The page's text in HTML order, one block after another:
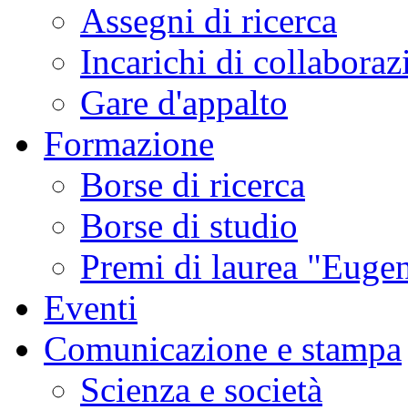
Assegni di ricerca
Incarichi di
Gare d'appalto
Formazione
Borse di ricerca
Borse di studio
Premi di laurea
Eventi
Comunicazione e stampa
Scienza e società